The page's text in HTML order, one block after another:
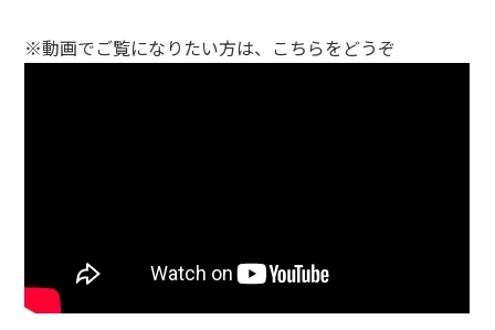
※動画でご覧になりたい方は、こちらをどうぞ